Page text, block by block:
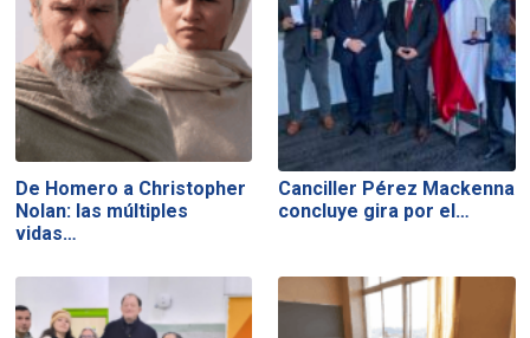
De Homero a Christopher
Nolan: las múltiples
vidas…
Canciller Pérez Mackenna
concluye gira por el…